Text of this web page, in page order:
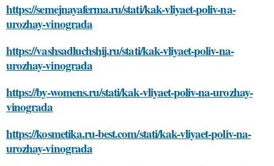
https://semejnayaferma.ru/stati/kak-vliyaet-poliv-na-
urozhay-vinograda
https://vashsadluchshij.ru/stati/kak-vliyaet-poliv-na-
urozhay-vinograda
https://by-womens.ru/stati/kak-vliyaet-poliv-na-urozhay-
vinograda
https://kosmetika.ru-best.com/stati/kak-vliyaet-poliv-na-
urozhay-vinograda